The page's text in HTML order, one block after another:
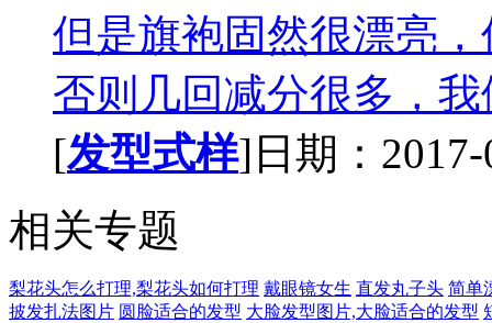
但是旗袍固然很漂亮
否则几回减分很多，
[发型式样]日期：2017-
相关专题
梨花头怎么打理,梨花头如何打理 戴眼镜女生 直发丸子头 简单
披发扎法图片 圆脸适合的发型 大脸发型图片,大脸适合的发型